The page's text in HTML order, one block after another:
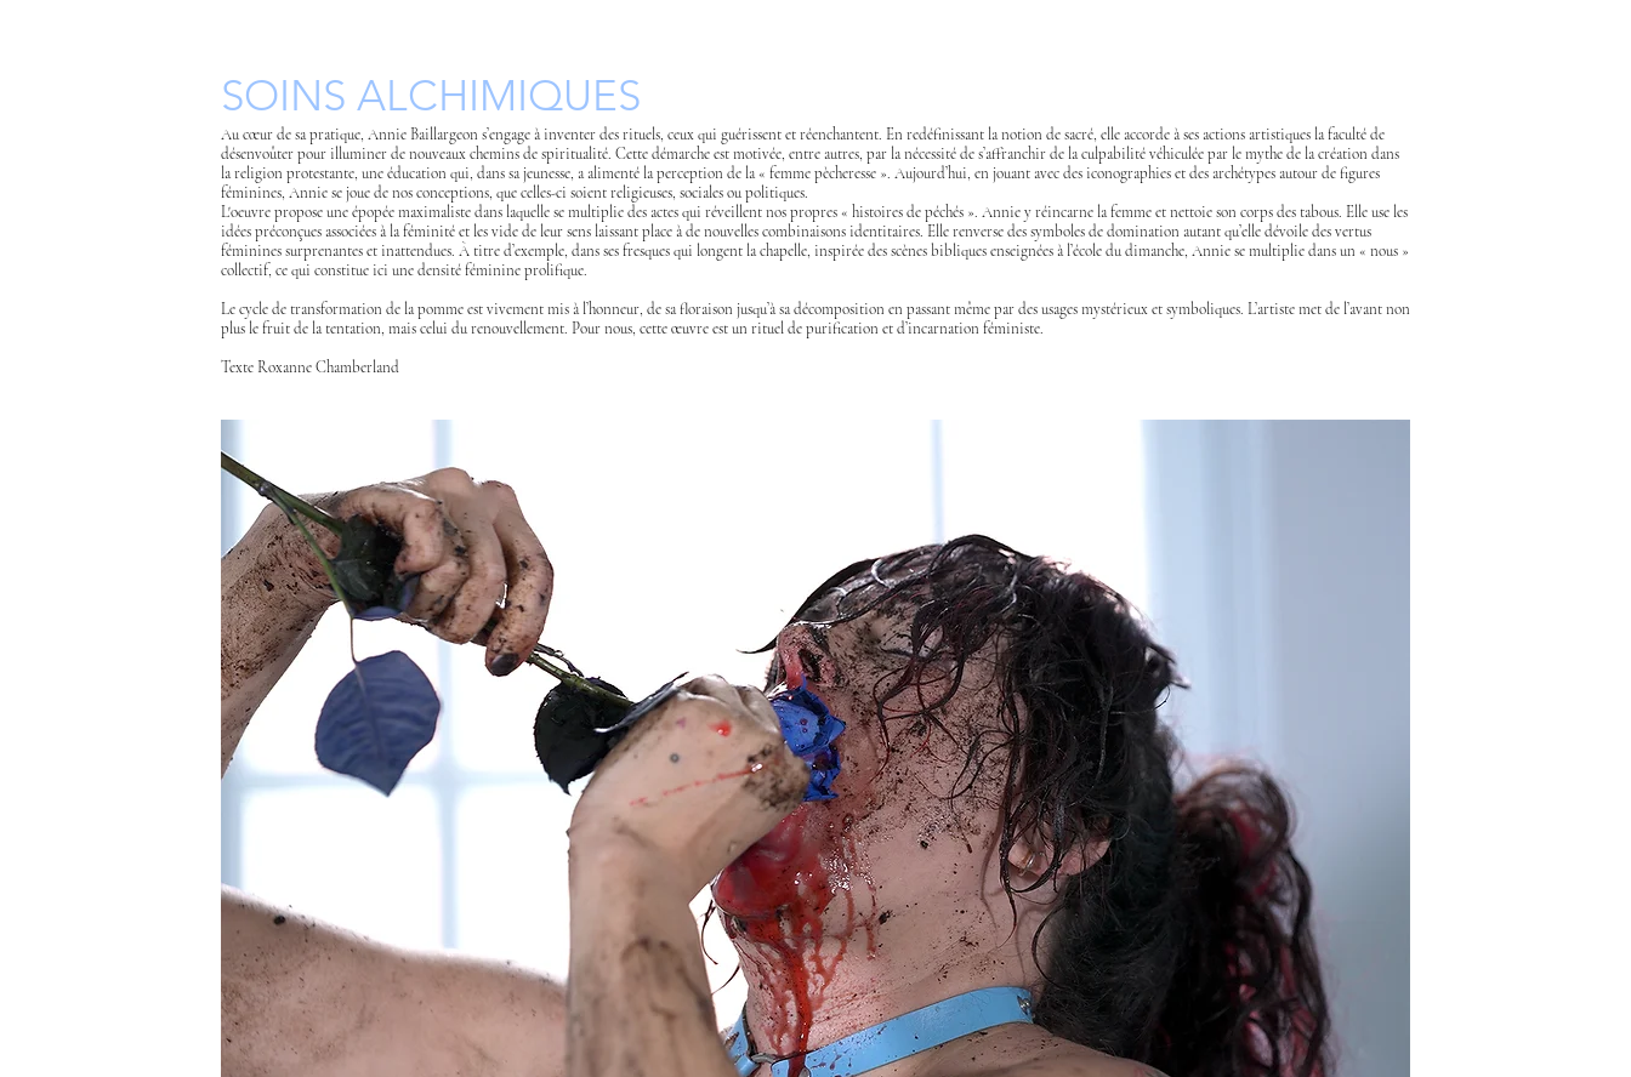
SOINS ALCHIMIQUES
Au cœur de sa pratique, Annie Baillargeon s’engage à inventer des rituels, ceux qui guérissent et réenchantent. En redéfinissant la notion de sacré, elle accorde à ses actions artistiques la faculté de
désenvoûter pour illuminer de nouveaux chemins de spiritualité. Cette démarche est motivée, entre autres, par la nécessité de s’affranchir de la culpabilité véhiculée par le mythe de la création dans
la religion protestante, une éducation qui, dans sa jeunesse, a alimenté la perception de la « femme pècheresse ». Aujourd’hui, en jouant avec des iconographies et des archétypes autour de figures
féminines, Annie se joue de nos conceptions, que celles-ci soient religieuses, sociales ou politiques.
L'oeuvre propose une épopée maximaliste dans laquelle se multiplie des actes qui réveillent nos propres « histoires de péchés ». Annie y réincarne la femme et nettoie son corps des tabous. Elle use les
idées préconçues associées à la féminité et les vide de leur sens laissant place à de nouvelles combinaisons identitaires. Elle renverse des symboles de domination autant qu’elle dévoile des vertus
féminines surprenantes et inattendues. À titre d’exemple, dans ses fresques qui longent la chapelle, inspirée des scènes bibliques enseignées à l’école du dimanche, Annie se multiplie dans un « nous »
collectif, ce qui constitue ici une densité féminine prolifique.
Le cycle de transformation de la pomme est vivement mis à l’honneur, de sa floraison jusqu’à sa décomposition en passant même par des usages mystérieux et symboliques. L’artiste met de l’avant non
plus le fruit de la tentation, mais celui du renouvellement. Pour nous, cette œuvre est un rituel de purification et d’incarnation féministe.
Texte Roxanne Chamberland